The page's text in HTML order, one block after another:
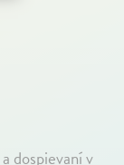
dospievaní v